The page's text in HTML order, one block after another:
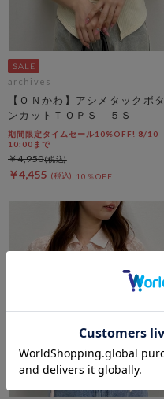
archives
【ＯＮかわ】アシメタックボタ
ンカットＴＯＰＳ ５Ｓ
期間限定タイムセール10%OFF! 8/10
10:00まで
￥4,455 10％OFF
￥4,950